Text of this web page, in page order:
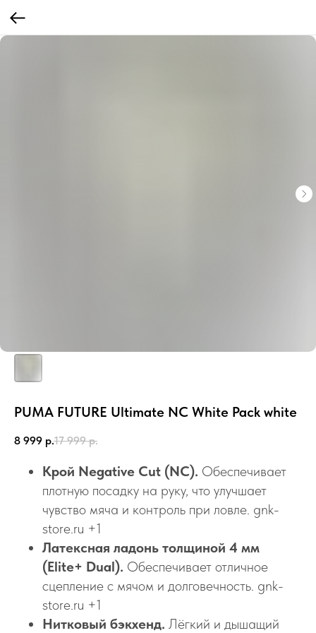
PUMA FUTURE Ultimate NC White Pack white
8 999 р.17 999 р.
Крой Negative Cut (NC). Обеспечивает
плотную посадку на руку, что улучшает
чувство мяча и контроль при ловле. gnk-
store.ru +1
Латексная ладонь толщиной 4 мм
(Elite+ Dual). Обеспечивает отличное
сцепление с мячом и долговечность. gnk-
store.ru +1
Нитковый бэкхенд. Лёгкий и дышащий